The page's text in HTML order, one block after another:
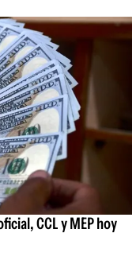
CCL y MEP hoy